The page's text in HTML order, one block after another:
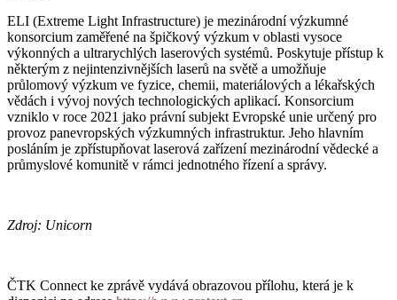
ELI (Extreme Light Infrastructure) je mezinárodní výzkumné
konsorcium zaměřené na špičkový výzkum v oblasti vysoce
výkonných a ultrarychlých laserových systémů. Poskytuje přístup k
některým z nejintenzivnějších laserů na světě a umožňuje
průlomový výzkum ve fyzice, chemii, materiálových a lékařských
vědách i vývoj nových technologických aplikací. Konsorcium
vzniklo v roce 2021 jako právní subjekt Evropské unie určený pro
provoz panevropských výzkumných infrastruktur. Jeho hlavním
posláním je zpřístupňovat laserová zařízení mezinárodní vědecké a
průmyslové komunitě v rámci jednotného řízení a správy.
Zdroj: Unicorn
ČTK Connect ke zprávě vydává obrazovou přílohu, která je k